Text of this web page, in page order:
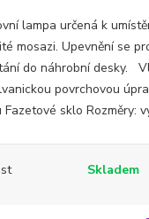
lampa určená k
mosazi. Upevnění se
do náhrobní desky.
povrchovou
sklo Rozměry:
Skladem